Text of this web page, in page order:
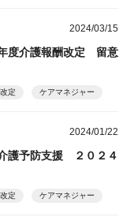
2024/03/15
度介護報酬改定 留意
定 ケアマネジャー
2024/01/22
護予防支援 ２０２４
定 ケアマネジャー